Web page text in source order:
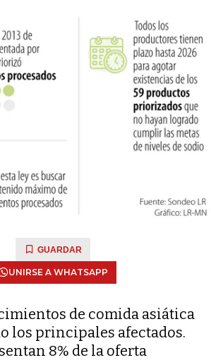
GUARDAR
UNIRSE A WHATSAPP
de comida asiática
los principales afectados.
8% de la oferta